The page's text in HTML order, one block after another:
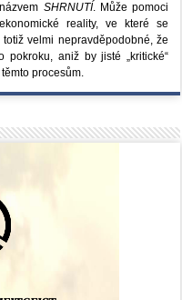
SHRNUTÍ. Může pomoci
reality, ve které se
velmi nepravděpodobné, že
pokroku, aniž by jisté „kritické“
procesům.